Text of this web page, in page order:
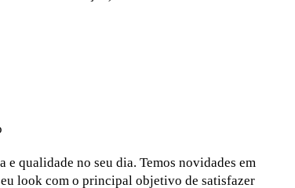
e qualidade no seu dia. Temos novidades em
look com o principal objetivo de satisfazer